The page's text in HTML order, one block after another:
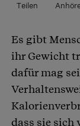
Teilen
Es gibt
ihr Gewicht
dafür mag
dass sie sich